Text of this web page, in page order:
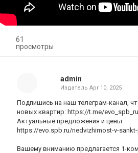
61
просмотры
admin
Издатель Apr 10, 2025
Подпишись на наш телеграм-канал,
новых квартир: https://t.me/evo_spb_ru
Актуальные предложения и цены:
https://evo.spb.ru/nedvizhimost-v-
Вашему вниманию предлагается 1-